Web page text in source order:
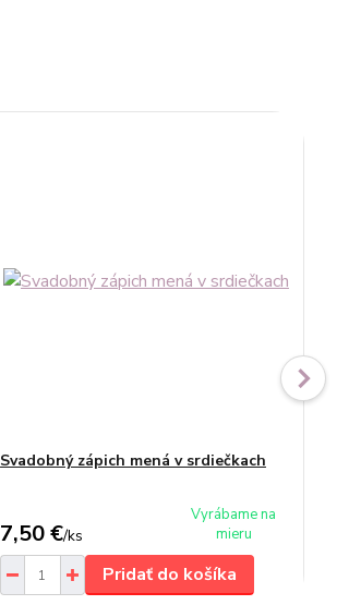
Svadobný zápich mená v srdiečkach
7,50 €/ks
Vyrábame na
mieru
Pridať do košíka